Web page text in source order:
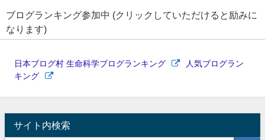
ブログランキング参加中 (クリックしていただけると励みに
なります)
日本ブログ村 生命科学ブログランキング
人気ブログラン
キング
サイト内検索